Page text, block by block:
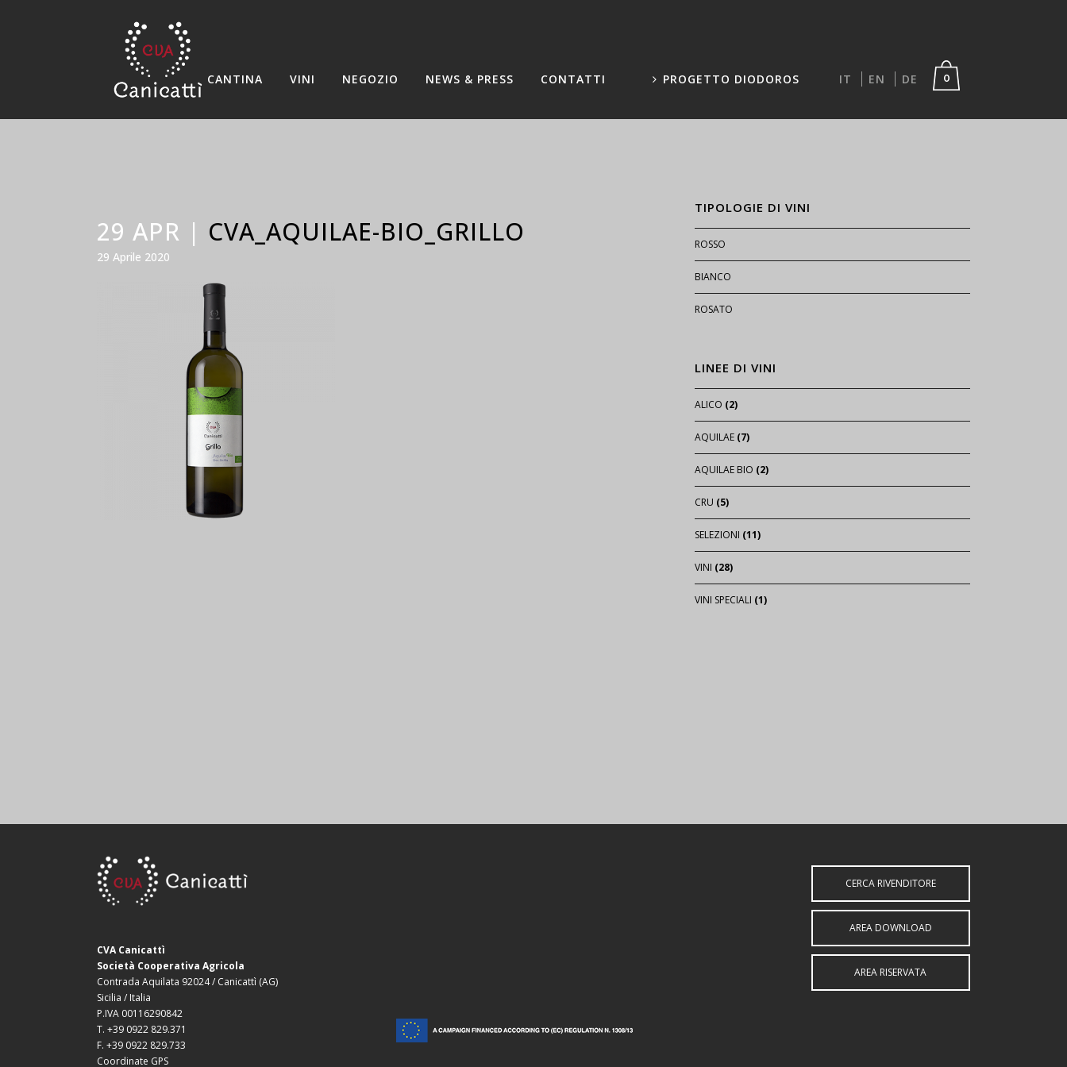
0
CANTINA VINI NEGOZIO NEWS & PRESS CONTATTI PROGETTO DIODOROS IT EN DE
29 APR | CVA_AQUILAE-BIO_GRILLO
29 Aprile 2020
TIPOLOGIE DI VINI
ROSSO
BIANCO
ROSATO
LINEE DI VINI
ALICO (2)
AQUILAE (7)
AQUILAE BIO (2)
CRU (5)
SELEZIONI (11)
VINI (28)
VINI SPECIALI (1)
CVA Canicattì
Società Cooperativa Agricola
Contrada Aquilata 92024 / Canicattì (AG)
Sicilia / Italia
P.IVA 00116290842
T. +39 0922 829.371
F. +39 0922 829.733
Coordinate GPS
CERCA RIVENDITORE
AREA DOWNLOAD
AREA RISERVATA